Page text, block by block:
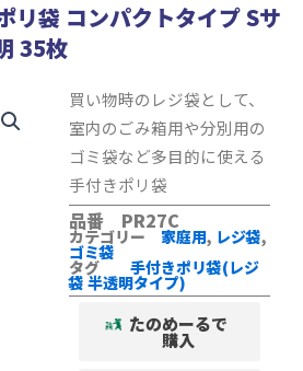
袋 コンパクトタイプ Sサ
35枚
買い物時のレジ袋として、
室内のごみ箱用や分別用の
ゴミ袋など多目的に使える
手付きポリ袋
品番 PR27C
カテゴリー 家庭用, レジ袋,
ゴミ袋
タグ 手付きポリ袋(レジ
袋 半透明タイプ)
たのめーるで
購入